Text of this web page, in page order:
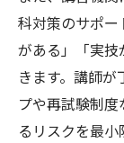
科対策のサポ
がある」「実
きます。講師
プや再試験制
るリスクを最小